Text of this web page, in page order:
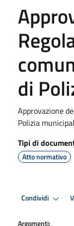
di
Approvazione
Polizia
Tipi di
Atto normativo
Condividi
Argomenti: